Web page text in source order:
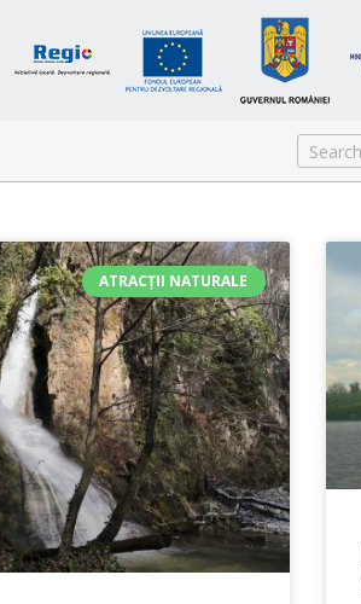
ATRACȚII NATURALE